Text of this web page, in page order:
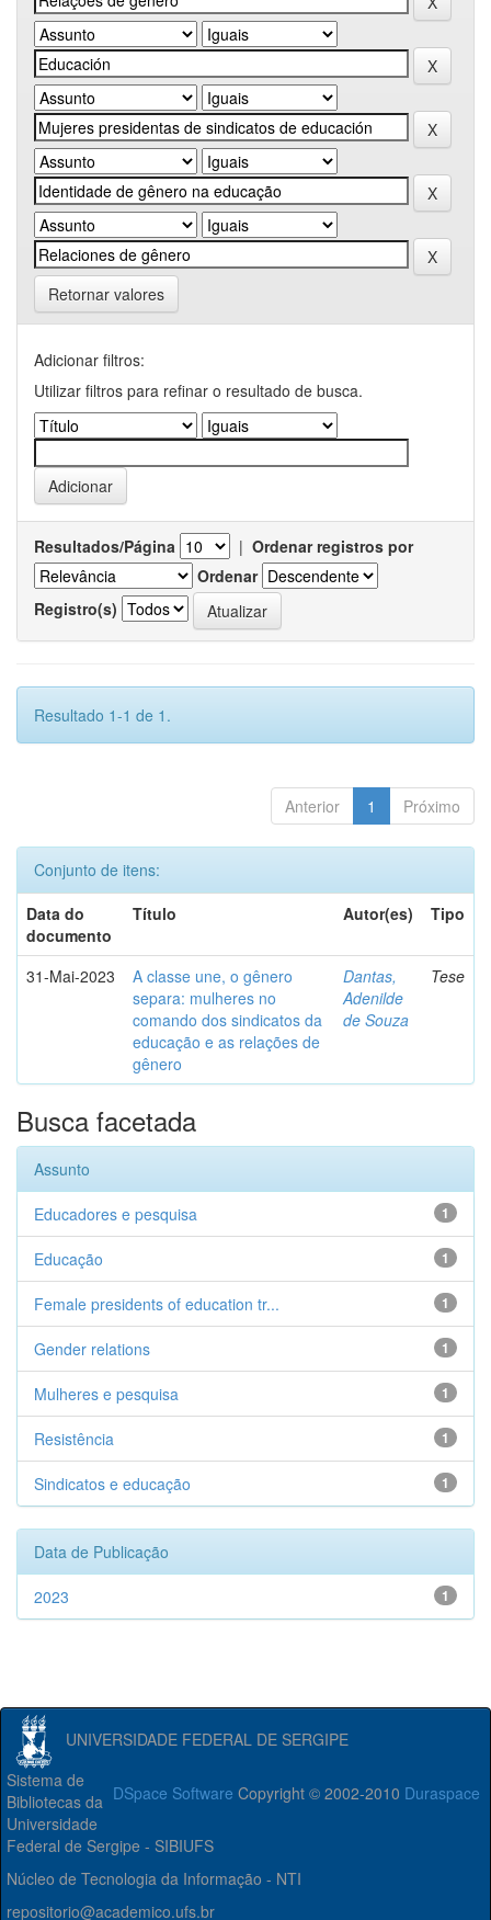
Retornar valores
Adicionar filtros:
Utilizar filtros para refinar o resultado de busca.
Resultados/Página | Ordenar registros por
Ordenar
Registro(s)
Resultado 1-1 de 1.
Anterior 1 Próximo
Conjunto de itens:
Data do
documento
Título Autor(es) Tipo
31-Mai-2023
A classe une, o gênero
separa: mulheres no
comando dos sindicatos da
educação e as relações de
gênero
Dantas,
Adenilde
de Souza
Tese
Busca facetada
Assunto
1
Educadores e pesquisa
1
Educação
1
Female presidents of education tr...
1
Gender relations
1
Mulheres e pesquisa
1
Resistência
1
Sindicatos e educação
Data de Publicação
1
2023
UNIVERSIDADE FEDERAL DE SERGIPE
DSpace Software Copyright © 2002-2010 Duraspace
Sistema de
Bibliotecas da
Universidade
Federal de Sergipe - SIBIUFS
Núcleo de Tecnologia da Informação - NTI
repositorio@academico.ufs.br